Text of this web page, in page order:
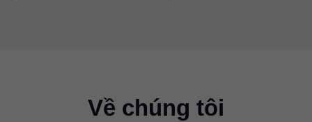
Về chúng tôi